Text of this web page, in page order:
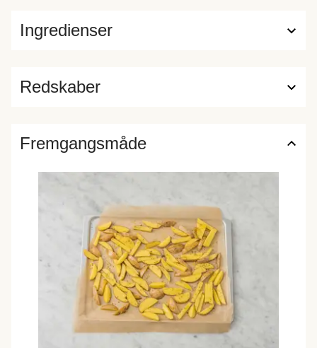
Ingredienser
Redskaber
Fremgangsmåde